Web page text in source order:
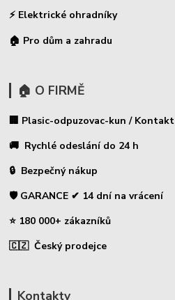
⚡ Elektrické ohradníky
🏠 Pro dům a zahradu
🏠 O FIRMĚ
🏢 Plasic-odpuzovac-kun / Kontakt
🚚 Rychlé odeslání do 24 h
🔒 Bezpečný nákup
🛡️ GARANCE ✔ 14 dní na vrácení
⭐ 180 000+ zákazníků
🇨🇿 Český prodejce
Kontakty